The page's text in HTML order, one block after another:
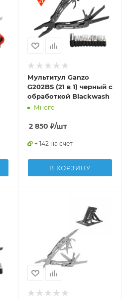
Мультитул Ganzo
G202BS (21 в 1) черный с
обработкой Blackwash
Много
2 850 ₽/шт
+ 142 на счет
В КОРЗИНУ